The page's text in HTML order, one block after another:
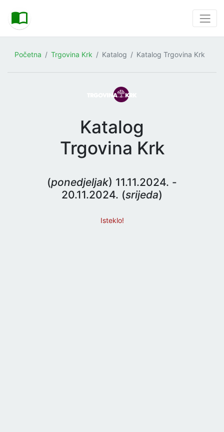
Početna Trgovina Krk Katalog Katalog Trgovina Krk
Katalog
Trgovina Krk
(ponedjeljak) 11.11.2024. -
20.11.2024. (srijeda)
Isteklo!